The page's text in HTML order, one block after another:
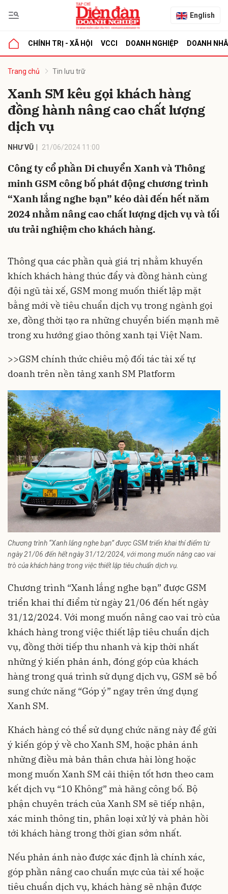
English
CHÍNH TRỊ - XÃ HỘI VCCI DOANH NGHIỆP DOANH
Trang chủ Tin lưu trữ
Xanh SM kêu gọi khách hàng
đồng hành nâng cao chất lượng
dịch vụ
NHƯ VŨ 21/06/2024 11:00
Công ty cổ phần Di chuyển Xanh và Thông
minh GSM công bố phát động chương trình
“Xanh lắng nghe bạn” kéo dài đến hết năm
2024 nhằm nâng cao chất lượng dịch vụ và tối
ưu trải nghiệm cho khách hàng.
Thông qua các phần quà giá trị nhằm khuyến
khích khách hàng thúc đẩy và đồng hành cùng
đội ngũ tài xế, GSM mong muốn thiết lập mặt
bằng mới về tiêu chuẩn dịch vụ trong ngành gọi
xe, đồng thời tạo ra những chuyển biến mạnh mẽ
trong xu hướng giao thông xanh tại Việt Nam.
>>GSM chính thức chiêu mộ đối tác tài xế tự
doanh trên nền tảng xanh SM Platform
Chương trình “Xanh lắng nghe bạn” được GSM triển khai thí điểm từ
ngày 21/06 đến hết ngày 31/12/2024, với mong muốn nâng cao vai
trò của khách hàng trong việc thiết lập tiêu chuẩn dịch vụ.
Chương trình “Xanh lắng nghe bạn” được GSM
triển khai thí điểm từ ngày 21/06 đến hết ngày
31/12/2024. Với mong muốn nâng cao vai trò của
khách hàng trong việc thiết lập tiêu chuẩn dịch
vụ, đồng thời tiếp thu nhanh và kịp thời nhất
những ý kiến phản ánh, đóng góp của khách
hàng trong quá trình sử dụng dịch vụ, GSM sẽ bổ
sung chức năng “Góp ý” ngay trên ứng dụng
Xanh SM.
Khách hàng có thể sử dụng chức năng này để gửi
ý kiến góp ý về cho Xanh SM, hoặc phản ánh
những điều mà bản thân chưa hài lòng hoặc
mong muốn Xanh SM cải thiện tốt hơn theo cam
kết dịch vụ “10 Không” mà hãng công bố. Bộ
phận chuyên trách của Xanh SM sẽ tiếp nhận,
xác minh thông tin, phân loại xử lý và phản hồi
tới khách hàng trong thời gian sớm nhất.
Nếu phản ánh nào được xác định là chính xác,
góp phần nâng cao chuẩn mực của tài xế hoặc
tiêu chuẩn dịch vụ, khách hàng sẽ nhận được
luận
Hủy